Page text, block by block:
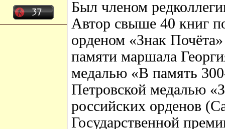
Был членом
Автор свыше 40 книг
орденом «Знак
памяти маршала
медалью «В память
Петровской медалью
российских орденов
Государственной